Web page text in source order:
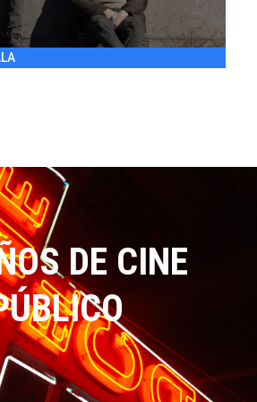
DE CINE